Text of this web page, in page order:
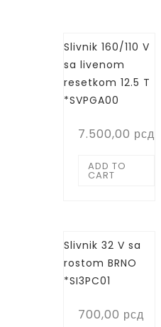
Slivnik 160/110 V
sa livenom
resetkom 12.5 T
*SVPGA00
7.500,00 рсд
ADD TO
CART
Slivnik 32 V sa
rostom BRNO
*SI3PC01
700,00 рсд